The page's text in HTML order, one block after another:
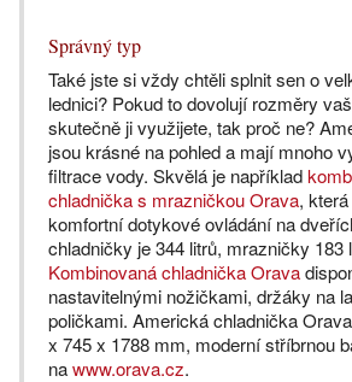
Správný typ
Také jste si vždy chtěli splnit sen o
lednici? Pokud to dovolují rozměry
skutečně ji využijete, tak proč ne?
jsou krásné na pohled a mají mnoho
filtrace vody. Skvělá je například
chladnička s mrazničkou Orava,
komfortní dotykové ovládání na
chladničky je 344 litrů, mrazničky 183
Kombinovaná chladnička Orava
nastavitelnými nožičkami, držáky na
poličkami. Americká chladnička
x 745 x 1788 mm, moderní stříbrnou
nawww.orava.cz.